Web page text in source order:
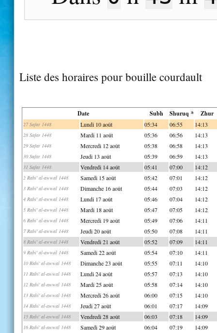
Liste des horaires pour bouille courdault
Date Subh Shuruq * Zhur
27 Safar 1448 Lundi 10 août 05:34 06:55 14:13
28 Safar 1448 Mardi 11 août 05:36 06:56 14:13
29 Safar 1448 Mercredi 12 août 05:38 06:58 14:13
30 Safar 1448 Jeudi 13 août 05:39 06:59 14:13
31 Safar 1448 Vendredi 14 août 05:41 07:00 14:12
2 Rabi' al-awwal 1448 Samedi 15 août 05:42 07:01 14:12
3 Rabi' al-awwal 1448 Dimanche 16 août 05:44 07:03 14:12
4 Rabi' al-awwal 1448 Lundi 17 août 05:46 07:04 14:12
5 Rabi' al-awwal 1448 Mardi 18 août 05:47 07:05 14:12
6 Rabi' al-awwal 1448 Mercredi 19 août 05:49 07:06 14:11
7 Rabi' al-awwal 1448 Jeudi 20 août 05:50 07:08 14:11
8 Rabi' al-awwal 1448 Vendredi 21 août 05:52 07:09 14:11
9 Rabi' al-awwal 1448 Samedi 22 août 05:54 07:10 14:11
10 Rabi' al-awwal 1448 Dimanche 23 août 05:55 07:11 14:10
11 Rabi' al-awwal 1448 Lundi 24 août 05:57 07:13 14:10
12 Rabi' al-awwal 1448 Mardi 25 août 05:58 07:14 14:10
13 Rabi' al-awwal 1448 Mercredi 26 août 06:00 07:15 14:10
14 Rabi' al-awwal 1448 Jeudi 27 août 06:01 07:17 14:09
15 Rabi' al-awwal 1448 Vendredi 28 août 06:03 07:18 14:09
16 Rabi' al-awwal 1448 Samedi 29 août 06:04 07:19 14:09